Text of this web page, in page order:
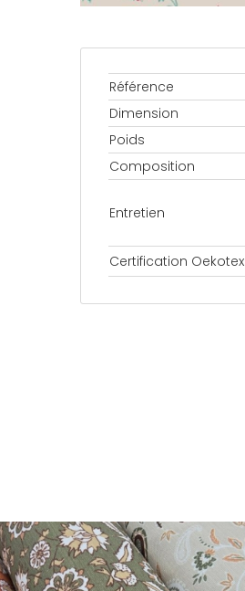
Référence
Dimension
Poids
Composition
Entretien
Certification Oekotex